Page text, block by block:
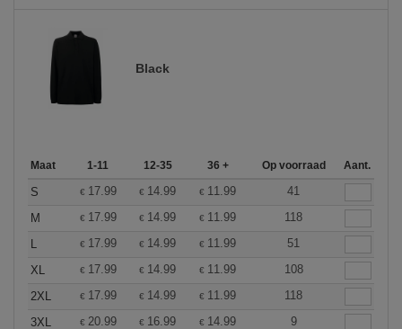
Black
Maat 1-11 12-35 36 + Op voorraad Aant.
S € 17.99 € 14.99 € 11.99
41
M
€ 17.99 € 14.99 € 11.99
118
L
€ 17.99 € 14.99 € 11.99
51
XL
€ 17.99 € 14.99 € 11.99
108
2XL
€ 17.99 € 14.99 € 11.99
118
3XL
€ 20.99 € 16.99 € 14.99 9